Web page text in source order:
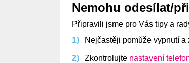
Nemohu odesílat/
Připravili jsme pro Vás tipy a
Nejčastěji pomůže vypnutí
Zkontrolujte nastavení